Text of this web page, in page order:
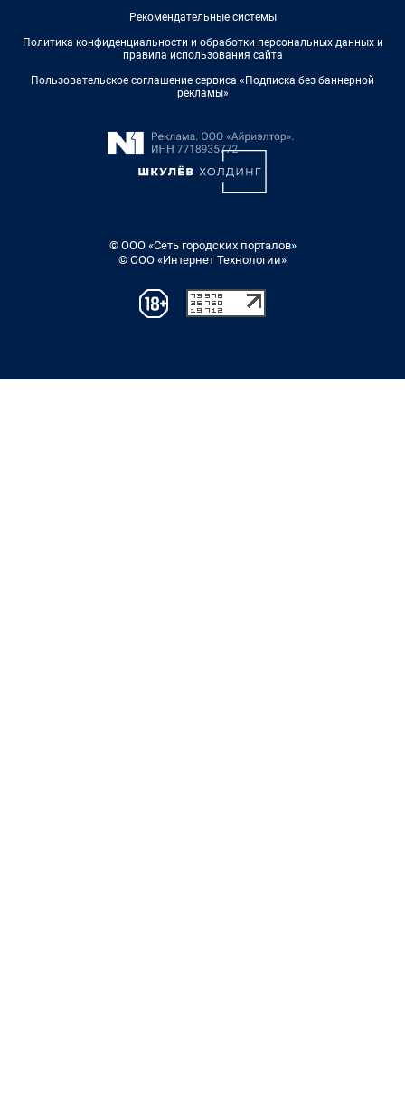
Рекомендательные системы
Политика конфиденциальности и обработки персональных данных и
правила использования сайта
Пользовательское соглашение сервиса «Подписка без баннерной
рекламы»
© ООО «Сеть городских порталов»
© ООО «Интернет Технологии»